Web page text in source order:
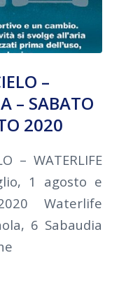
–
– SABATO
2020
– WATERLIFE
1 agosto e
Waterlife
6 Sabaudia